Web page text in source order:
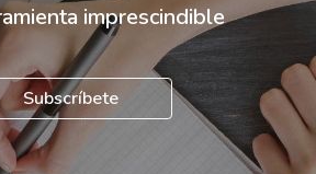
imprescindible
Subscríbete